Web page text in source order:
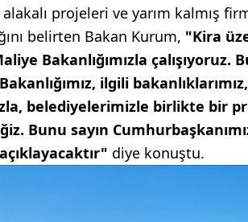
projeleri ve yarım kalmış
belirten Bakan Kurum, "Kira
Bakanlığımızla çalışıyoruz.
ilgili
belediyelerimizle birlikte bir
Bunu sayın
açıklayacaktır" diye konuştu.